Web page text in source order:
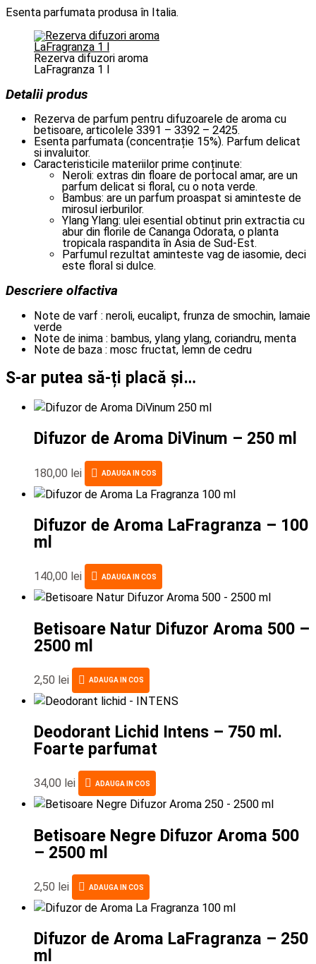
Esenta parfumata produsa în Italia.
Rezerva difuzori aroma
LaFragranza 1 l
Detalii produs
Rezerva de parfum pentru difuzoarele de aroma cu
betisoare, articolele 3391 – 3392 – 2425.
Esenta parfumata (concentrație 15%). Parfum delicat
si invaluitor.
Caracteristicile materiilor prime conținute:
Neroli: extras din floare de portocal amar, are un
parfum delicat si floral, cu o nota verde.
Bambus: are un parfum proaspat si aminteste de
mirosul ierburilor.
Ylang Ylang: ulei esential obtinut prin extractia cu
abur din florile de Cananga Odorata, o planta
tropicala raspandita în Asia de Sud-Est.
Parfumul rezultat aminteste vag de iasomie, deci
este floral si dulce.
Descriere olfactiva
Note de varf : neroli, eucalipt, frunza de smochin, lamaie
verde
Note de inima : bambus, ylang ylang, coriandru, menta
Note de baza : mosc fructat, lemn de cedru
S-ar putea să-ți placă și…
Difuzor de Aroma DiVinum – 250 ml
180,00 lei ADAUGA IN COS
Difuzor de Aroma LaFragranza – 100
ml
140,00 lei ADAUGA IN COS
Betisoare Natur Difuzor Aroma 500 –
2500 ml
2,50 lei ADAUGA IN COS
Deodorant Lichid Intens – 750 ml.
Foarte parfumat
34,00 lei ADAUGA IN COS
Betisoare Negre Difuzor Aroma 500
– 2500 ml
2,50 lei ADAUGA IN COS
Difuzor de Aroma LaFragranza – 250
ml